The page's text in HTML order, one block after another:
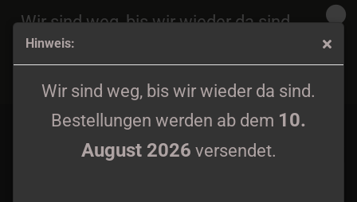
Hinweis:
Wir sind weg, bis wir wieder da sind.
Bestellungen werden ab dem 10.
August 2026 versendet.
Wir sind weg, bis wir wieder da sind.
Bestellungen werden ab dem
August 2026
versendet.
black wax lim. 200